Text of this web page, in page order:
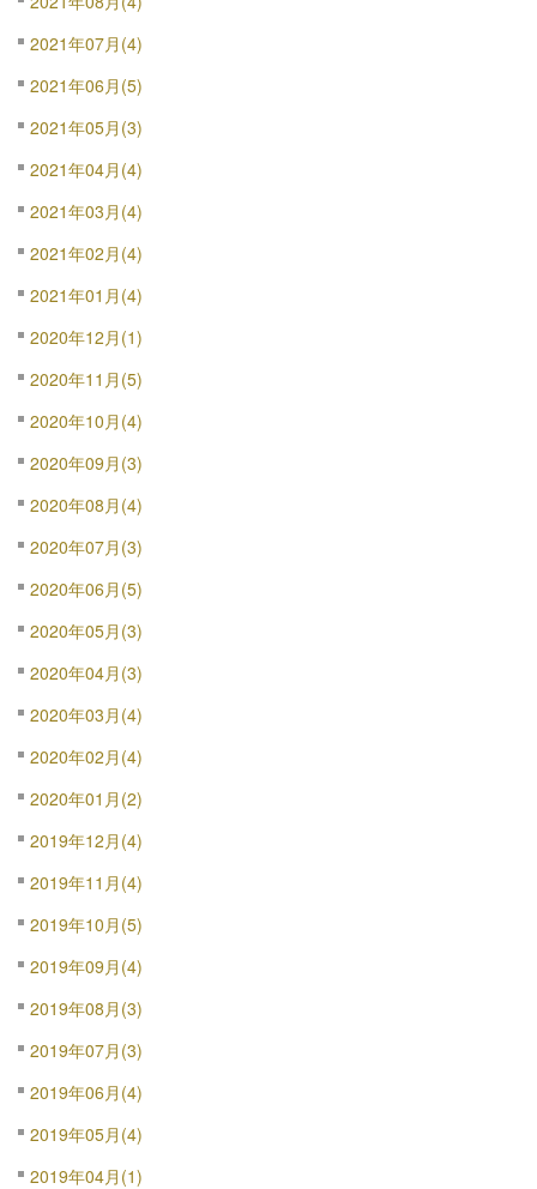
2021年07月(4)
2021年06月(5)
2021年05月(3)
2021年04月(4)
2021年03月(4)
2021年02月(4)
2021年01月(4)
2020年12月(1)
2020年11月(5)
2020年10月(4)
2020年09月(3)
2020年08月(4)
2020年07月(3)
2020年06月(5)
2020年05月(3)
2020年04月(3)
2020年03月(4)
2020年02月(4)
2020年01月(2)
2019年12月(4)
2019年11月(4)
2019年10月(5)
2019年09月(4)
2019年08月(3)
2019年07月(3)
2019年06月(4)
2019年05月(4)
2019年04月(1)